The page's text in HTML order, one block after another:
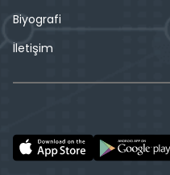
Biyografi
İletişim